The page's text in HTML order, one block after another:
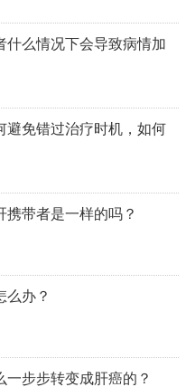
什么情况下会导致病情加
避免错过治疗时机，如何
携带者是一样的吗？
么办？
一步步转变成肝癌的？